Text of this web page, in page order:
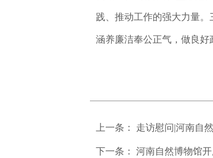
践、推动工作的强大力量
涵养廉洁奉公正气，做良好
上一条： 走访慰问|河南自
下一条： 河南自然博物馆